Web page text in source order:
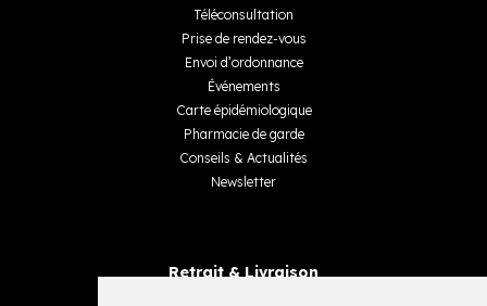
Téléconsultation
Prise de rendez-vous
Envoi d’ordonnance
Événements
Carte épidémiologique
Pharmacie de garde
Conseils & Actualités
Newsletter
Retrait & Livraison